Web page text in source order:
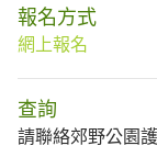
報名方式
網上報名
查詢
請聯絡郊野公園